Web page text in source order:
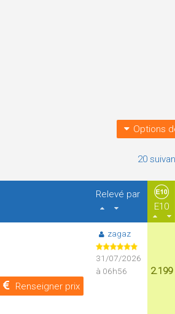
Options
20
Relevé par
E10
Renseigner prix
zagaz
31/07/2026
à 06h56
2.199